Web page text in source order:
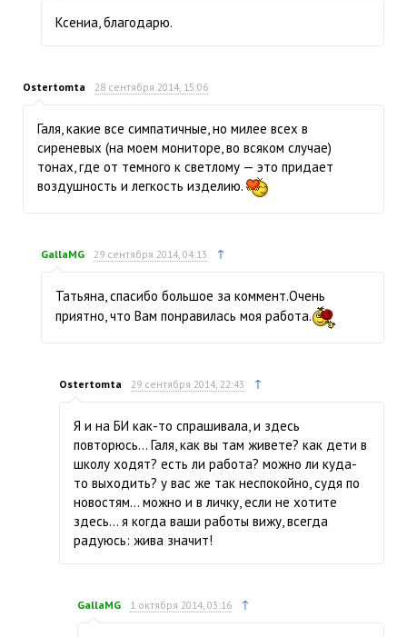
Ксениа, благодарю.
Ostertomta 28 сентября 2014, 15:06
Галя, какие все симпатичные, но милее всех в
сиреневых (на моем мониторе, во всяком случае)
тонах, где от темного к светлому — это придает
воздушность и легкость изделию.
GallaMG 29 сентября 2014, 04:13 ↑
Татьяна, спасибо большое за коммент.Очень
приятно, что Вам понравилась моя работа.
Ostertomta 29 сентября 2014, 22:43 ↑
Я и на БИ как-то спрашивала, и здесь
повторюсь… Галя, как вы там живете? как дети в
школу ходят? есть ли работа? можно ли куда-
то выходить? у вас же так неспокойно, судя по
новостям… можно и в личку, если не хотите
здесь… я когда ваши работы вижу, всегда
радуюсь: жива значит!
GallaMG 1 октября 2014, 03:16 ↑